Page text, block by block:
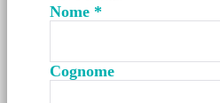
Nome *
Cognome